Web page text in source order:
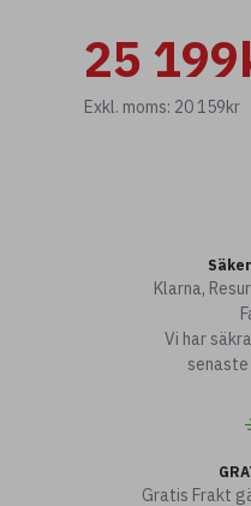
25
Exkl. moms: 20 159kr
Klarna,
Vi har
senaste
Gratis Frakt